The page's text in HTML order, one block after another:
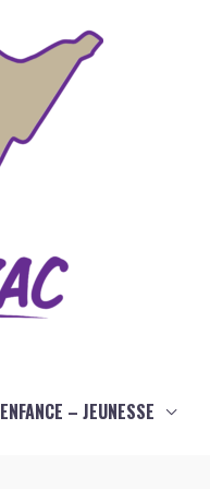
ENFANCE – JEUNESSE